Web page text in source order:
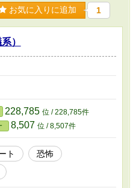
お気に入りに追加 1
）
228,785 位 / 228,785件
8,507 位 / 8,507件
ト
恐怖